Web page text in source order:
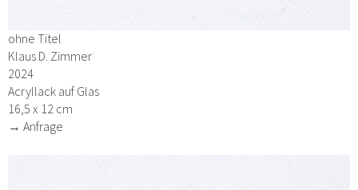
ohne Titel
Klaus D. Zimmer
2024
Acryllack auf Glas
16,5 x 12 cm
→ Anfrage